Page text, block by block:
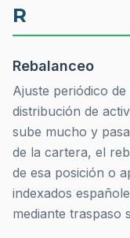
R
Rebalanceo
Ajuste periódico
distribución de
sube mucho y
de la cartera, el
de esa posición o
indexados
mediante traspaso